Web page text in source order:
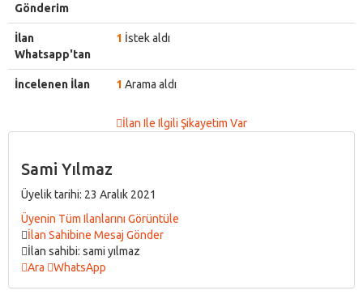
Gönderim
İlan
Whatsapp'tan
1 İstek aldı
İncelenen İlan 1 Arama aldı
İlan Ile Ilgili Şikayetim Var
Sami Yılmaz
Üyelik tarihi: 23 Aralık 2021
Üyenin Tüm Ilanlarını Görüntüle
İlan Sahibine Mesaj Gönder
İlan sahibi: sami yılmaz
Ara
WhatsApp